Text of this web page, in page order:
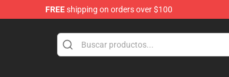
FREEshipping on orders over $100